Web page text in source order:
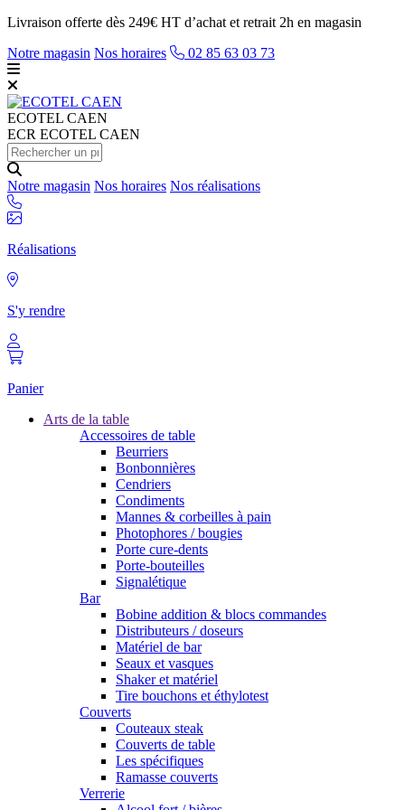
Livraison offerte dès 249€ HT d’achat et retrait 2h en magasin
Notre magasin Nos horaires 02 85 63 03 73
ECOTEL CAEN
ECR ECOTEL CAEN
Notre magasin Nos horaires Nos réalisations
Réalisations
S'y rendre
Panier
Arts de la table
Accessoires de table
Beurriers
Bonbonnières
Cendriers
Condiments
Mannes & corbeilles à pain
Photophores / bougies
Porte cure-dents
Porte-bouteilles
Signalétique
Bar
Bobine addition & blocs commandes
Distributeurs / doseurs
Matériel de bar
Seaux et vasques
Shaker et matériel
Tire bouchons et éthylotest
Couverts
Couteaux steak
Couverts de table
Les spécifiques
Ramasse couverts
Verrerie